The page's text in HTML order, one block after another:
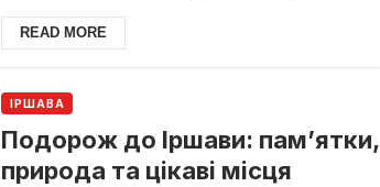
READ MORE
ІРШАВА
Подорож до Іршави: пам’ятки,
природа та цікаві місця